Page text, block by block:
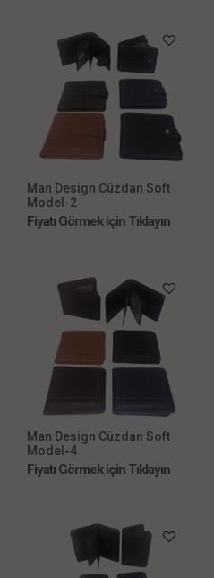
Man Design Cüzdan Soft
Model-2
Fiyatı Görmek için Tıklayın
Man Design Cüzdan Soft
Model-4
Fiyatı Görmek için Tıklayın